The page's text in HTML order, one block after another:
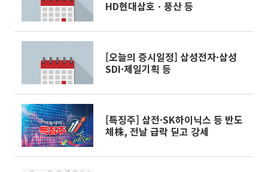
HD현대삼호ㆍ풍산 등
[오늘의 증시일정] 삼성전자·삼성
SDI·제일기획 등
[특징주] 삼전·SK하이닉스 등 반도
체株, 전날 급락 딛고 강세